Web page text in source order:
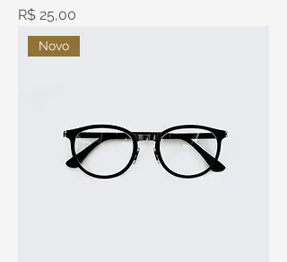
Preço
R$ 25,00
Novo